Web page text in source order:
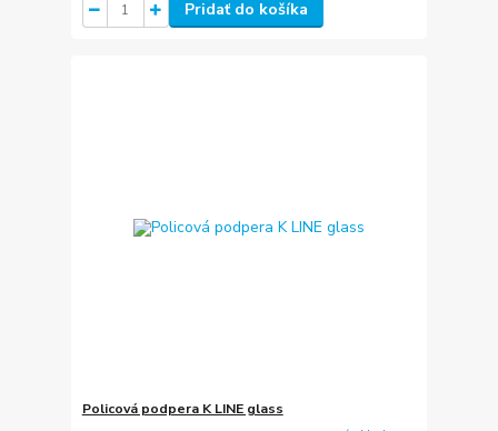
Pridať do košíka
Policová podpera K LINE glass